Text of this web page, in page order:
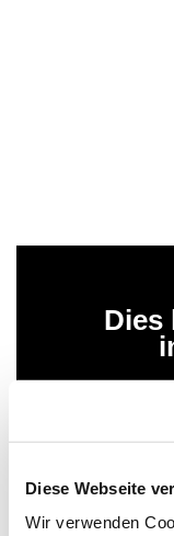
Diese Webseite
Wir verwenden
Dies